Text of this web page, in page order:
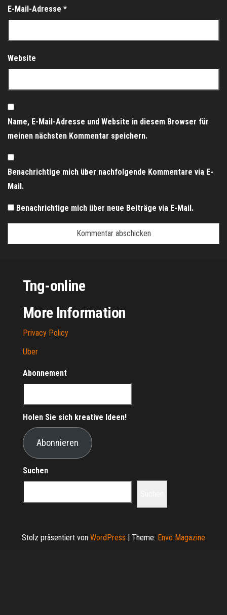
E-Mail-Adresse *
Website
Name, E-Mail-Adresse und Website in diesem Browser für
meinen nächsten Kommentar speichern.
Benachrichtige mich über nachfolgende Kommentare via E-
Mail.
Benachrichtige mich über neue Beiträge via E-Mail.
Tng-online
More Information
Privacy Policy
Über
Abonnement
Holen Sie sich kreative Ideen!
Abonnieren
Suchen
Stolz präsentiert von WordPress | Theme: Envo Magazine